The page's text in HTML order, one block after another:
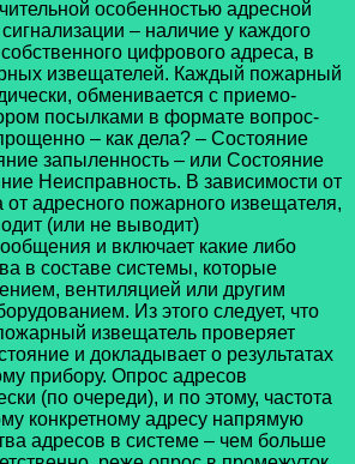
особенностью адресной
– наличие у каждого
цифрового адреса, в
извещателей. Каждый пожарный
обменивается с приемо-
посылками в формате вопрос-
– как дела? – Состояние
запыленность – или Состояние
Неисправность. В зависимости от
от адресного пожарного извещателя,
(или не выводит)
и включает какие либо
в составе системы, которые
вентиляцией или другим
Из этого следует, что
извещатель проверяет
и докладывает о результатах
прибору. Опрос адресов
(по очереди), и по этому, частота
конкретному адресу напрямую
адресов в системе – чем больше